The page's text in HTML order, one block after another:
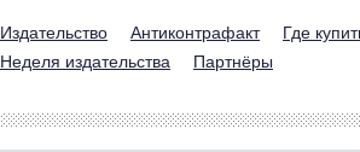
Издательство Антиконтрафакт Где
Неделя издательства
Партнёры